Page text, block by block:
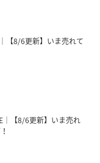
【8/6更新】いま売れて
【8/6更新】いま売れ